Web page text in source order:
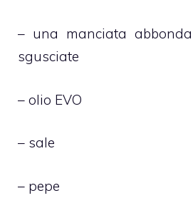
– una manciata
sgusciate
– olio EVO
– sale
– pepe